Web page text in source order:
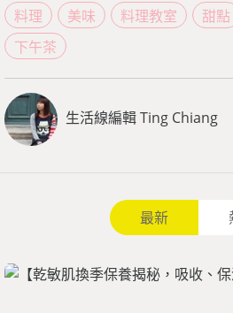
料理 美味 料理教室 甜點
下午茶
生活線編輯 Ting Chiang
最新